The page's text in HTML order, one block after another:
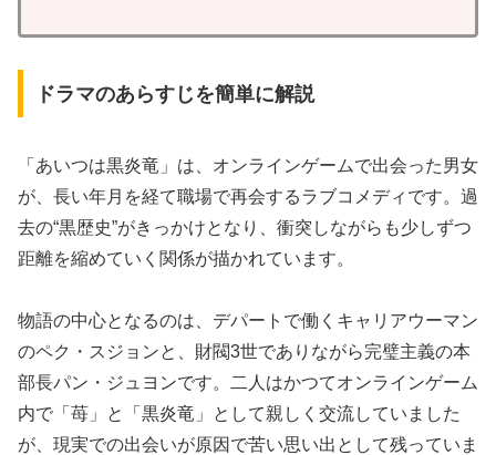
ドラマのあらすじを簡単に解説
「あいつは黒炎竜」は、オンラインゲームで出会った男女
が、長い年月を経て職場で再会するラブコメディです。過
去の“黒歴史”がきっかけとなり、衝突しながらも少しずつ
距離を縮めていく関係が描かれています。
物語の中心となるのは、デパートで働くキャリアウーマン
のペク・スジョンと、財閥3世でありながら完璧主義の本
部長パン・ジュヨンです。二人はかつてオンラインゲーム
内で「苺」と「黒炎竜」として親しく交流していました
が、現実での出会いが原因で苦い思い出として残っていま